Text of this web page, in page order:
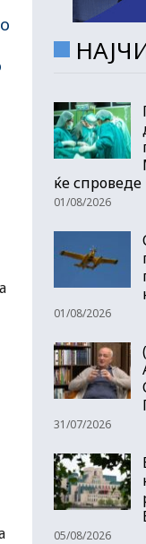
ќе
01/08/2026
01/08/2026
31/07/2026
05/08/2026